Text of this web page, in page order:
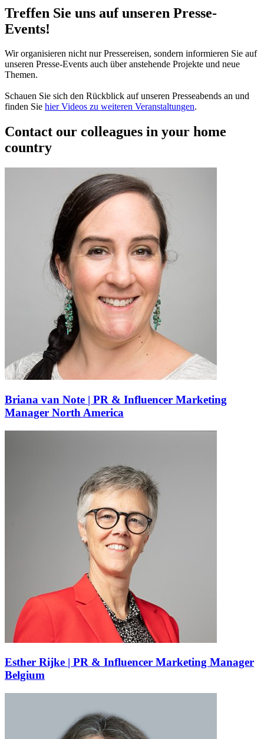
Treffen Sie uns auf unseren Presse-
Events!
Wir organisieren nicht nur Pressereisen, sondern informieren Sie auf
unseren Presse-Events auch über anstehende Projekte und neue
Themen.
Schauen Sie sich den Rückblick auf unseren Presseabends an und
finden Sie hier Videos zu weiteren Veranstaltungen.
Contact our colleagues in your home
country
Briana van Note | PR & Influencer Marketing
Manager North America
Esther Rijke | PR & Influencer Marketing Manager
Belgium